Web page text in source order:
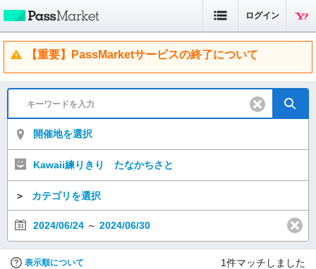
ログイン
【重要】PassMarketサービスの終了について
開催地を選択
Kawaii練りきり たなかちさと
＞ カテゴリを選択
2024/06/24 ～ 2024/06/30
表示順について 1件マッチしました